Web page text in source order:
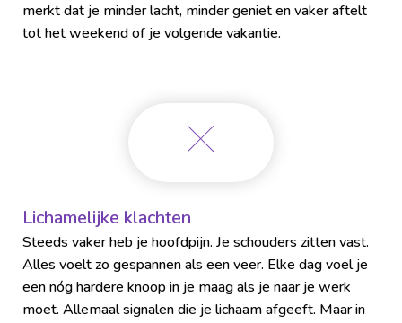
merkt dat je minder lacht, minder geniet en vaker aftelt
tot het weekend of je volgende vakantie.
Lichamelijke klachten
Steeds vaker heb je hoofdpijn. Je schouders zitten vast.
Alles voelt zo gespannen als een veer. Elke dag voel je
een nóg hardere knoop in je maag als je naar je werk
moet. Allemaal signalen die je lichaam afgeeft. Maar in